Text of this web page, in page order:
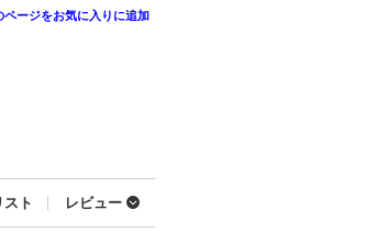
ページをお気に入りに追加
スト レビュー